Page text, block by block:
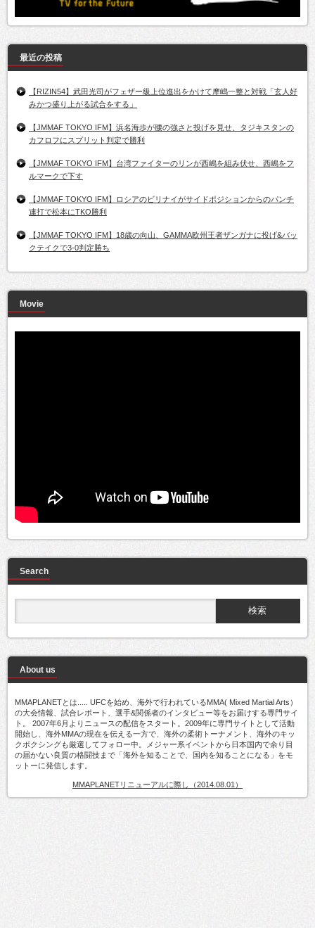
最近の投稿
【RIZIN54】武田光司がフェザー級上位進出をかけて摩嶋一整と対戦「玄人好
みかつ盛り上がる試合をする」
【JMMAF TOKYO IFM】浜名海歩が腰の強さと投げを見せ、タジキスタンの
カフロフにスプリット判定で勝利
【JMMAF TOKYO IFM】台湾ファイターのリンが西嶋を組み伏せ、西嶋をフ
ルマークで下す
【JMMAF TOKYO IFM】ロシアのビリナイがサイドポジションからのパンチ
連打で松本にTKO勝利
【JMMAF TOKYO IFM】18歳の向山、GAMMA欧州王者ザンガナに投げ&バッ
クテイクで3-0判定勝ち
Movie
Search
About us
MMAPLANETとは..... UFCを始め、海外で行われているMMA( Mixed Martial Arts）
の大会情報、試合レポート、選手&関係者のインタビュー等をお届けする専門サイ
ト。 2007年6月よりニュースの配信をスタート。2009年に専門サイトとして活動
開始し、海外MMAの現在を伝える一方で、海外の柔術トーナメント、海外のキッ
クボクシングも厳選してフォロー中。メジャー系イベントから日本国内で余り目
の届かない良質の格闘技まで「海外を知ることで、国内を知ることになる」をモ
ットーに発信します。
MMAPLANETリニューアルに際し（2014.08.01）